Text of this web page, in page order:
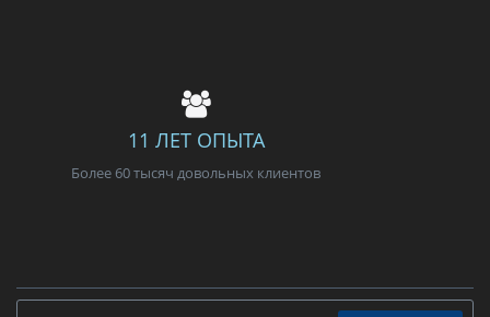
11 ЛЕТ ОПЫТА
Более 60 тысяч довольных клиентов